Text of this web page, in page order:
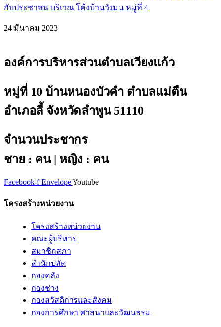
กับประชาชน บริเวณ โค้งบ้านวังมน หมู่ที่ 4
24 มีนาคม 2023
องค์การบริหารส่วนตำบลเวียงแก้ว
หมู่ที่ 10 บ้านหนองบัวคำ ตำบลแม่ตืน
อำเภอลี้ จังหวัดลำพูน 51110
จำนวนประชากร
ชาย : คน | หญิง : คน
Facebook-f EnvelopeYoutube
โครงสร้างหน่วยงาน
โครงสร้างหน่วยงาน
คณะผู้บริหาร
สมาชิกสภา
สำนักปลัด
กองคลัง
กองช่าง
กองสวัสดิการและสังคม
กองการศึกษา ศาสนาและวัฒนธรม